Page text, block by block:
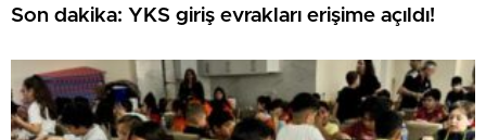
Son dakika: YKS giriş evrakları erişime açıldı!